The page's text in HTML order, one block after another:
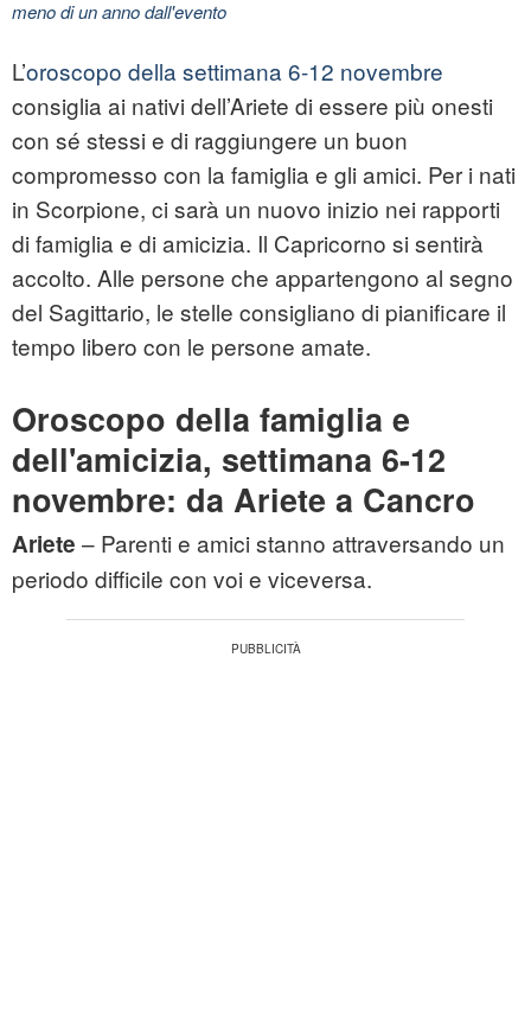
meno di un anno dall'evento
L’oroscopo della settimana 6-12 novembre
consiglia ai nativi dell’Ariete di essere più onesti
con sé stessi e di raggiungere un buon
compromesso con la famiglia e gli amici. Per i nati
in Scorpione, ci sarà un nuovo inizio nei rapporti
di famiglia e di amicizia. Il Capricorno si sentirà
accolto. Alle persone che appartengono al segno
del Sagittario, le stelle consigliano di pianificare il
tempo libero con le persone amate.
Oroscopo della famiglia e
dell'amicizia, settimana 6-12
novembre: da Ariete a Cancro
Ariete – Parenti e amici stanno attraversando un
periodo difficile con voi e viceversa.